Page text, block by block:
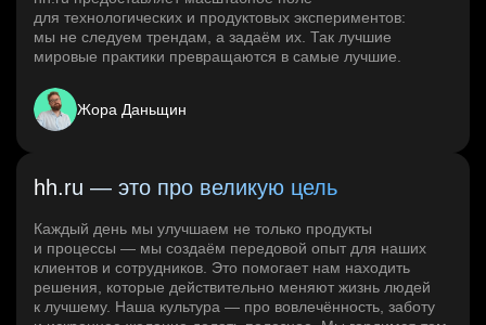
для технологических и продуктовых экспериментов:
мы не следуем трендам, а задаём их. Так лучшие
мировые практики превращаются в самые лучшие.
Жора Даньщин
hh.ru — это про великую цель
Каждый день мы улучшаем не только продукты
и процессы — мы создаём передовой опыт для наших
клиентов и сотрудников. Это помогает нам находить
решения, которые действительно меняют жизнь людей
к лучшему. Наша культура — про вовлечённость, заботу